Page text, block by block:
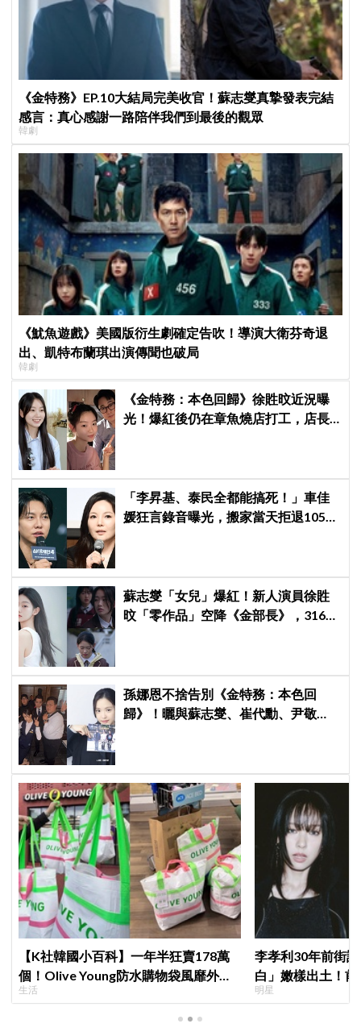
《金特務》EP.10大結局完美收官！蘇志燮真摯發表完結
感言：真心感謝一路陪伴我們到最後的觀眾
韓劇
《魷魚遊戲》美國版衍生劇確定告吹！導演大衛芬奇退
出、凱特布蘭琪出演傳聞也破局
韓劇
《金特務：本色回歸》徐貹旼近況曝
光！爆紅後仍在章魚燒店打工，店長
「李昇基、泰民全都能搞死！」車佳
媛狂言錄音曝光，搬家當天拒退105億
蘇志燮「女兒」爆紅！新人演員徐貹
旼「零作品」空降《金部長》，316萬
孫娜恩不捨告別《金特務：本色回
歸》！曬與蘇志燮、崔代勳、尹敬
【K社韓國小百科】一年半狂賣178萬
個！Olive Young防水購物袋風靡外國
遊客，機場「人手一個」成新奇景
生活
李孝利30年前街
白」嫩樣出土！
傳奇
明星